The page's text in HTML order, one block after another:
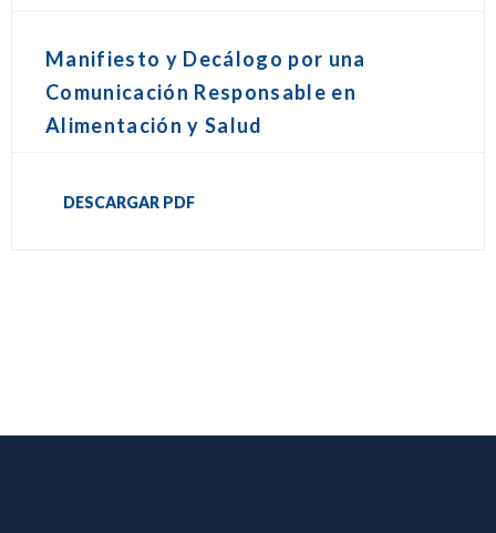
Manifiesto y Decálogo por una
Comunicación Responsable en
Alimentación y Salud
DESCARGAR PDF